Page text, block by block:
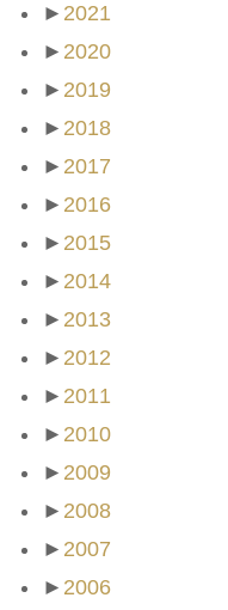
► 2021
► 2020
► 2019
► 2018
► 2017
► 2016
► 2015
► 2014
► 2013
► 2012
► 2011
► 2010
► 2009
► 2008
► 2007
► 2006